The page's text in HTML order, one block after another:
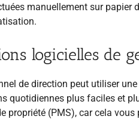
manuellement sur papier
logicielles de
de direction peut utiliser
quotidiennes plus faciles et
propriété (PMS), car cela